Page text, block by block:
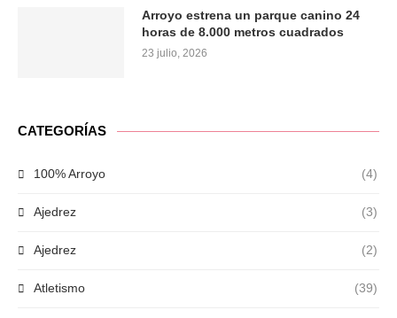
Arroyo estrena un parque canino 24
horas de 8.000 metros cuadrados
23 julio, 2026
CATEGORÍAS
100% Arroyo (4)
Ajedrez (3)
Ajedrez (2)
Atletismo (39)